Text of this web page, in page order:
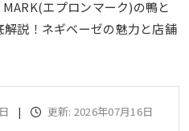
エプロンマーク)の鴨と
説！ネギベーゼの魅力と店舗
| 更新: 2026年07月16日